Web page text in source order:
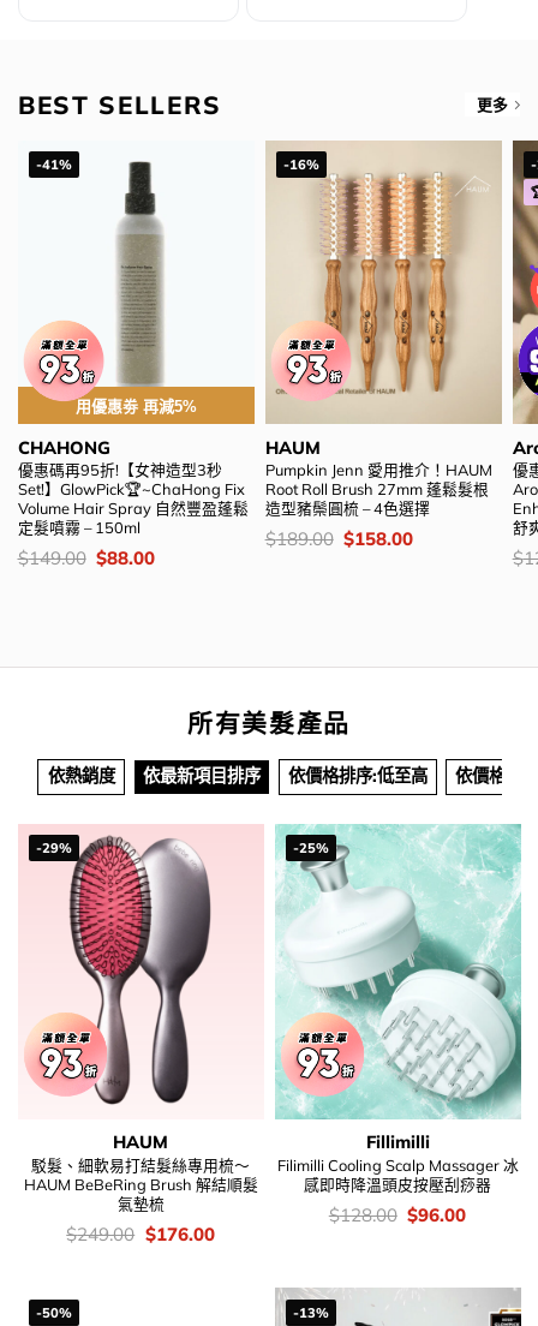
BEST SELLERS 更多
-41%
用優惠劵 再減5%
CHAHONG
優惠碼再95折!【女神造型3秒
Set!】GlowPick🏆~ChaHong Fix
Volume Hair Spray 自然豐盈蓬鬆
定髮噴霧 – 150ml
價
$149.00 Original
$88.00Current
-16%
HAUM
Pumpkin Jenn 愛用推介！HAUM
Root Roll Brush 27mm 蓬鬆髮根
造型豬鬃圓梳 – 4色選擇
價
$189.00 Original
$158.00Current
優
舒
價
$
所有美髮產品
依熱銷度 依最新項目排序 依價格排序:低至高 依價格排
-29%
HAUM
駁髮、細軟易打結髮絲專用梳～
HAUM BeBeRing Brush 解結順髮
氣墊梳
價
錢：
$249.00 Original
price
$176.00Current
$176.00.
-25%
Fillimilli
Filimilli Cooling Scalp Massager 冰
感即時降溫頭皮按壓刮痧器
價
錢：
$128.00 Original
price
$96.00Current
-50% -13%